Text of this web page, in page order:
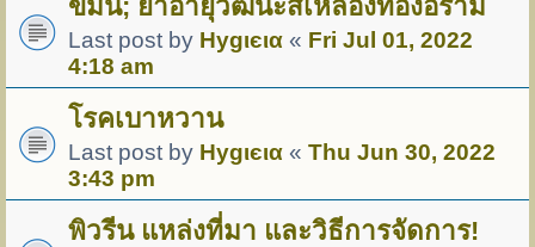
ขมิ้น; ยาอายุวัฒนะสีเหลืองทองอร่าม
Last post by Hуgιєια « Fri Jul 01, 2022
4:18 am
โรคเบาหวาน
Last post by Hуgιєια « Thu Jun 30, 2022
3:43 pm
พิวรีน แหล่งที่มา และวิธีการจัดการ!